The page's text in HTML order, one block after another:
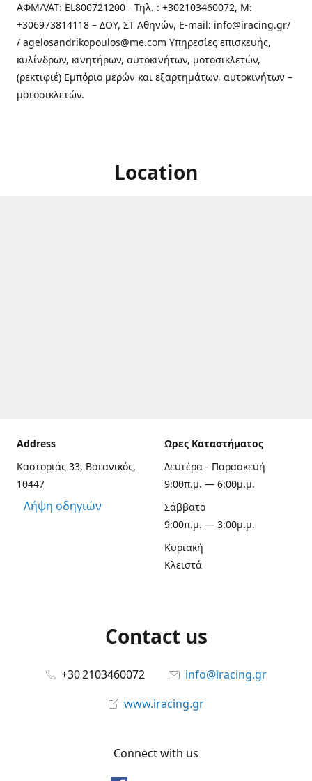
ΑΦΜ/VAT: EL800721200 - Τηλ. : +302103460072, M:
+306973814118 – ΔΟΥ, ΣΤ Αθηνών, E-mail: info@iracing.gr/
/ agelosandrikopoulos@me.com Υπηρεσίες επισκευής,
κυλίνδρων, κινητήρων, αυτοκινήτων, μοτοσικλετών,
(ρεκτιφιέ) Εμπόριο μερών και εξαρτημάτων, αυτοκινήτων –
μοτοσικλετών.
Location
Address
Καστοριάς 33, Βοτανικός,
10447
Λήψη οδηγιών
Ωρες Καταστήματος
Δευτέρα - Παρασκευή
9:00π.μ. — 6:00μ.μ.
Σάββατο
9:00π.μ. — 3:00μ.μ.
Κυριακή
Κλειστά
Contact us
+30 2103460072
info@iracing.gr
www.iracing.gr
Connect with us